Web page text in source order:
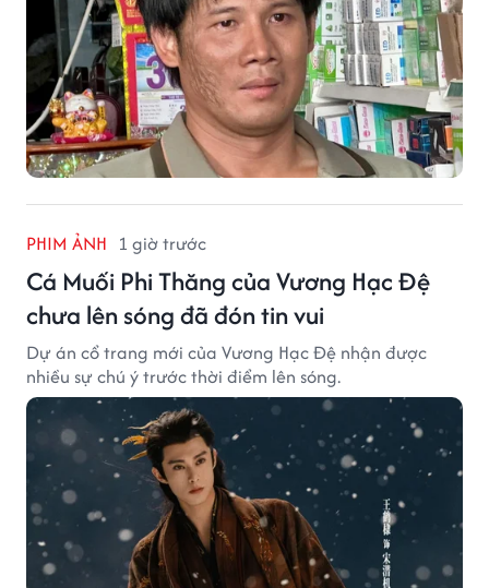
PHIM ẢNH 1 giờ trước
Cá Muối Phi Thăng của Vương Hạc Đệ
chưa lên sóng đã đón tin vui
Dự án cổ trang mới của Vương Hạc Đệ nhận được
nhiều sự chú ý trước thời điểm lên sóng.